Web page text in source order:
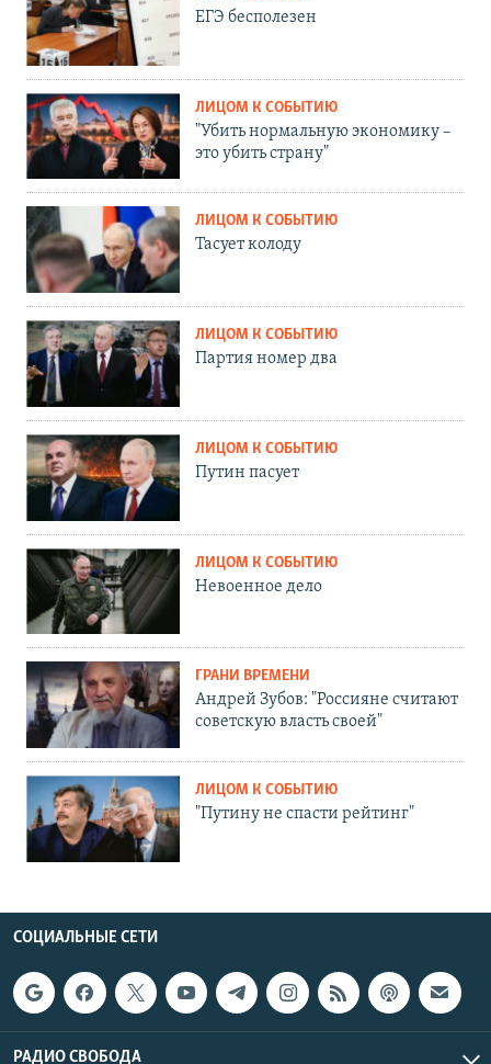
ЕГЭ бесполезен
ЛИЦОМ К СОБЫТИЮ
"Убить нормальную экономику –
это убить страну"
ЛИЦОМ К СОБЫТИЮ
Тасует колоду
ЛИЦОМ К СОБЫТИЮ
Партия номер два
ЛИЦОМ К СОБЫТИЮ
Путин пасует
ЛИЦОМ К СОБЫТИЮ
Невоенное дело
ГРАНИ ВРЕМЕНИ
Андрей Зубов: "Россияне считают
советскую власть своей"
ЛИЦОМ К СОБЫТИЮ
"Путину не спасти рейтинг"
СОЦИАЛЬНЫЕ СЕТИ
РАДИО СВОБОДА